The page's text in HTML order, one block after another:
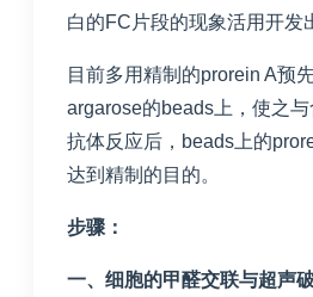
白的FC片段的现象活用开发
目前多用精制的prorein A预
argarose的beads上，使之
抗体反应后，beads上的
达到精制的目的。
步骤：
一、细胞的甲醛交联与超声